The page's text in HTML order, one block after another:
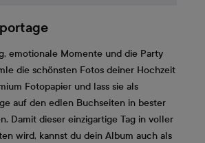
emotionale Momente und die Party
die schönsten Fotos deiner Hochzeit
Fotopapier und lass sie als
auf den edlen Buchseiten in bester
Damit dieser einzigartige Tag in voller
wird, kannst du dein Album auch als